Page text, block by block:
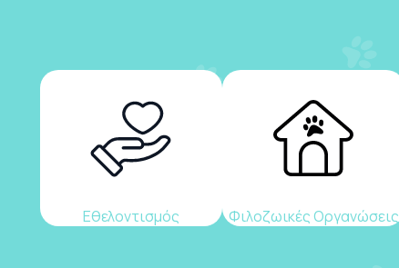
Εθελοντισμός Φιλοζωικές Οργανώσεις